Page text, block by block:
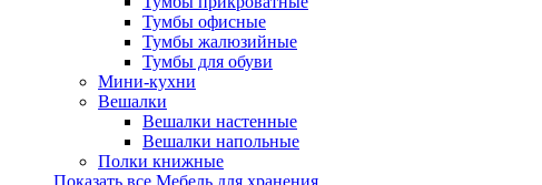
Тумбы офисные
Тумбы жалюзийные
Тумбы для обуви
Мини-кухни
Вешалки
Вешалки настенные
Вешалки напольные
Полки книжные
Показать все Мебель для хранения